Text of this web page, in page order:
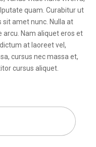
quam. Curabitur ut
amet nunc. Nulla at
Nam aliquet eros et
at laoreet vel,
cursus nec massa et,
cursus aliquet.